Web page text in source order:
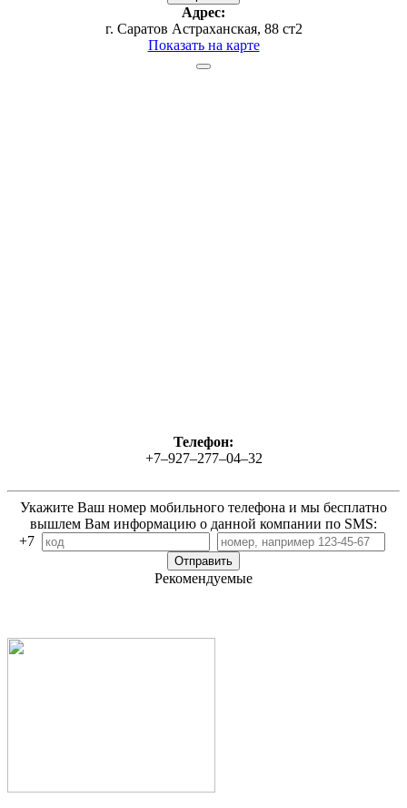
Адрес:
г. Саратов Астраханская, 88 ст2
Показать на карте
Телефон:
+7–927–277–04–32
Укажите Ваш номер мобильного телефона и мы бесплатно
вышлем Вам информацию о данной компании по SMS:
+7
Рекомендуемые